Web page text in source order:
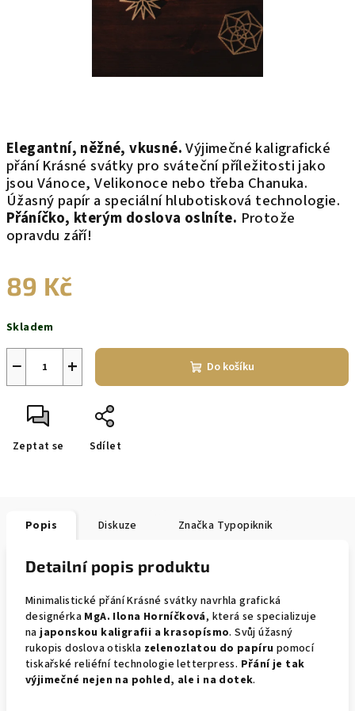
Elegantní, něžné, vkusné.Výjimečné kaligrafické
přání Krásné svátky pro sváteční příležitosti jako
jsou Vánoce, Velikonoce nebo třeba Chanuka.
Úžasný papír a speciální hlubotisková technologie.
Přáníčko, kterým doslova oslníte. Protože
opravdu září!
89 Kč
cena:
Skladem
+
− Do košíku
Zeptat se Sdílet
Popis Diskuze Značka Typopiknik
Detailní popis produktu
Minimalistické přání Krásné svátky navrhla grafická
designérka MgA. Ilona Horníčková, která se specializuje
najaponskou kaligrafii a krasopísmo. Svůj úžasný
rukopis doslova otiskla zelenozlatou do papíru pomocí
tiskařské reliéfní technologie letterpress. Přání je tak
výjimečné nejen na pohled, ale i na dotek.